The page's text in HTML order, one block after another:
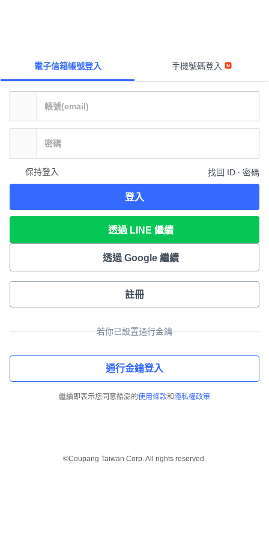
電子信箱帳號登入 手機號碼登入
保持登入 找回 ID ∙ 密碼
登入
透過 LINE 繼續
透過 Google 繼續
註冊
若你已設置通行金鑰
通行金鑰登入
繼續即表示您同意酷澎的使用條款和 隱私權政策
©Coupang Taiwan Corp. All rights reserved.